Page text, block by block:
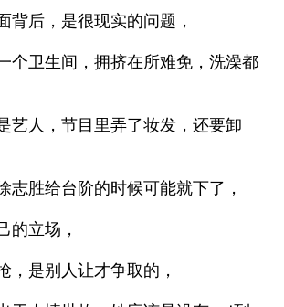
背后，是很现实的问题，
个卫生间，拥挤在所难免，洗澡都
艺人，节目里弄了妆发，还要卸
志胜给台阶的时候可能就下了，
的立场，
，是别人让才争取的，